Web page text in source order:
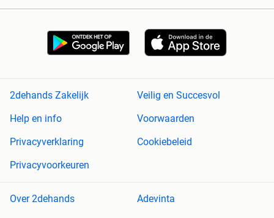
2dehands Zakelijk
Veilig en Succesvol
Help en info
Voorwaarden
Privacyverklaring
Cookiebeleid
Privacyvoorkeuren
Over 2dehands
Adevinta